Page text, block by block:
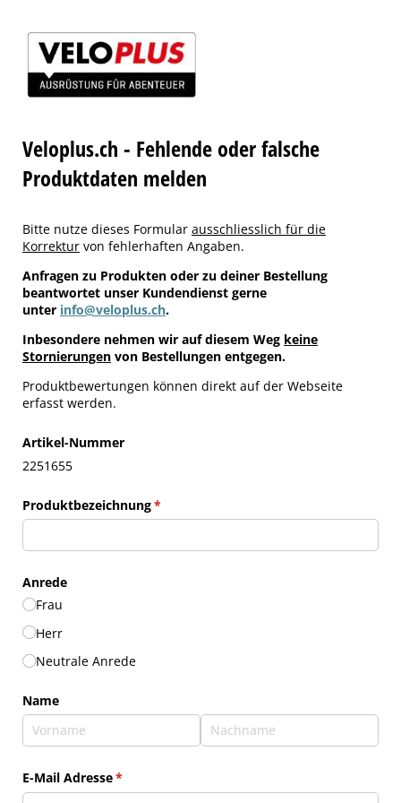
Veloplus.ch - Fehlende oder falsche
Produktdaten melden
Bitte nutze dieses Formular ausschliesslich für die
Korrektur von fehlerhaften Angaben.
Anfragen zu Produkten oder zu deiner Bestellung
beantwortet unser Kundendienst gerne
unter info@veloplus.ch.
Inbesondere nehmen wir auf diesem Weg keine
Stornierungen von Bestellungen entgegen.
Produktbewertungen können direkt auf der Webseite
erfasst werden.
Artikel-Nummer
2251655
Produktbezeichnung*
(erforderlich)
Anrede
Frau
Herr
Neutrale Anrede
Name
E-Mail Adresse*
(erforderlich)